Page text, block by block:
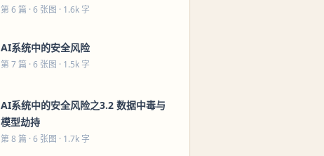
第 6 篇 · 6 张图 · 1.6k 字
AI系统中的安全风险
第 7 篇 · 6 张图 · 1.5k 字
AI系统中的安全风险之3.2 数据中毒与
模型劫持
第 8 篇 · 6 张图 · 1.7k 字